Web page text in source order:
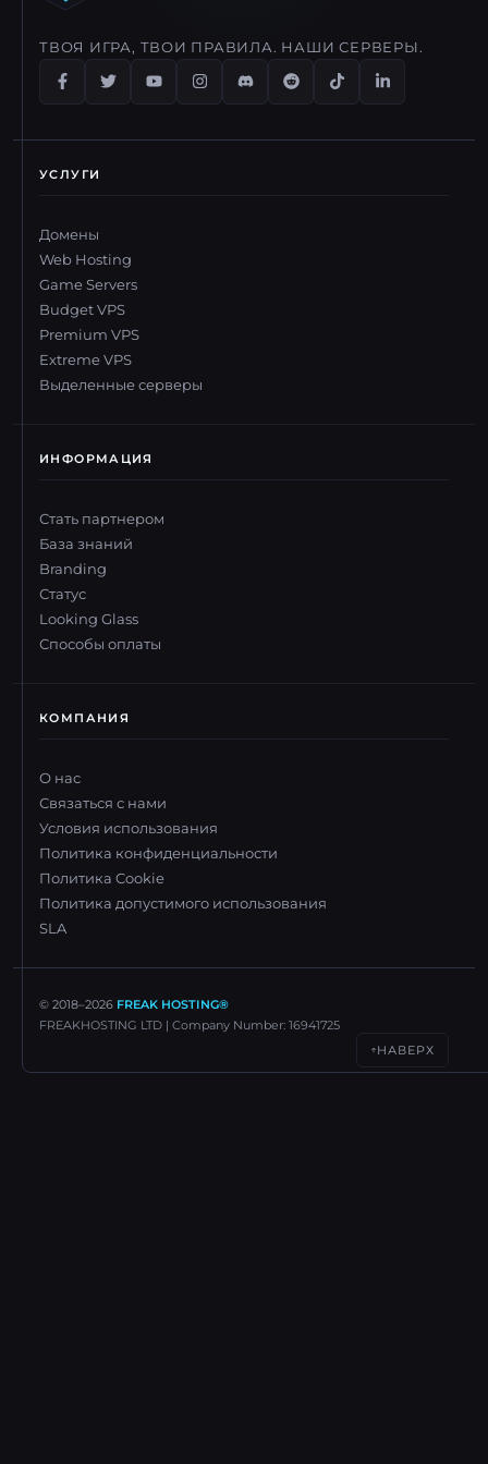
ТВОЯ ИГРА, ТВОИ ПРАВИЛА. НАШИ СЕРВЕРЫ.
УСЛУГИ
Домены
Web Hosting
Game Servers
Budget VPS
Premium VPS
Extreme VPS
Выделенные серверы
ИНФОРМАЦИЯ
Стать партнером
База знаний
Branding
Статус
Looking Glass
Способы оплаты
КОМПАНИЯ
О нас
Связаться с нами
Условия использования
Политика конфиденциальности
Политика Cookie
Политика допустимого использования
SLA
© 2018–2026 FREAK HOSTING®
FREAKHOSTING LTD | Company Number: 16941725
↑НАВЕРХ